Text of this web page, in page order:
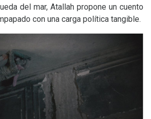
del mar, Atallah propone un cuento
con una carga política tangible.